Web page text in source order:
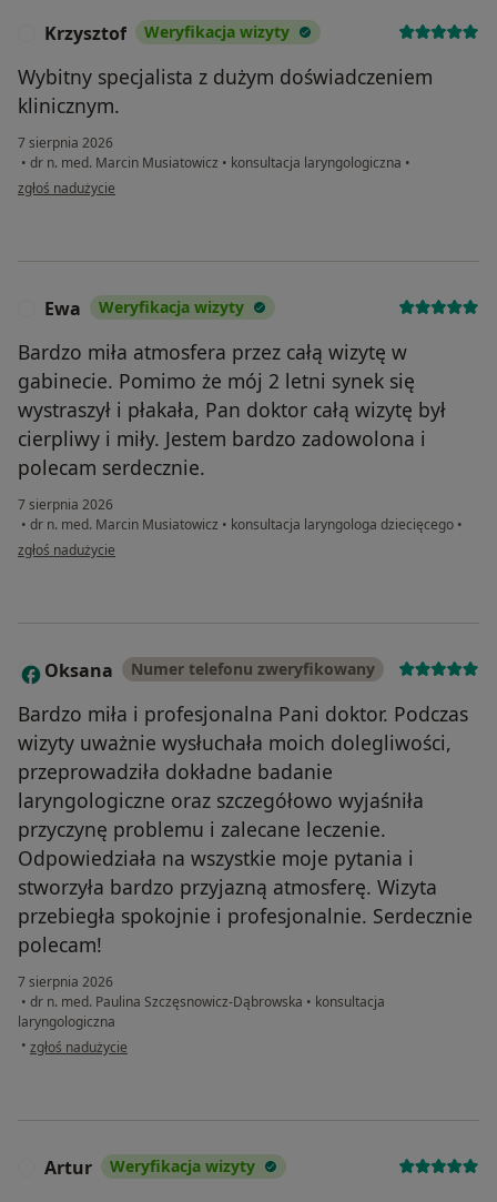
Krzysztof Weryfikacja wizyty
Wybitny specjalista z dużym doświadczeniem
klinicznym.
7 sierpnia 2026
• dr n. med. Marcin Musiatowicz • konsultacja laryngologiczna •
w opinii użytkownika Krzysztof
zgłoś nadużycie
Ewa Weryfikacja wizyty
Bardzo miła atmosfera przez całą wizytę w
gabinecie. Pomimo że mój 2 letni synek się
wystraszył i płakała, Pan doktor całą wizytę był
cierpliwy i miły. Jestem bardzo zadowolona i
polecam serdecznie.
7 sierpnia 2026
• dr n. med. Marcin Musiatowicz • konsultacja laryngologa dziecięcego •
w opinii użytkownika Ewa
zgłoś nadużycie
O Oksana Numer telefonu zweryfikowany
Bardzo miła i profesjonalna Pani doktor. Podczas
wizyty uważnie wysłuchała moich dolegliwości,
przeprowadziła dokładne badanie
laryngologiczne oraz szczegółowo wyjaśniła
przyczynę problemu i zalecane leczenie.
Odpowiedziała na wszystkie moje pytania i
stworzyła bardzo przyjazną atmosferę. Wizyta
przebiegła spokojnie i profesjonalnie. Serdecznie
polecam!
7 sierpnia 2026
• dr n. med. Paulina Szczęsnowicz-Dąbrowska • konsultacja
laryngologiczna
• w opinii użytkownika Oksana
zgłoś nadużycie
Artur Weryfikacja wizyty